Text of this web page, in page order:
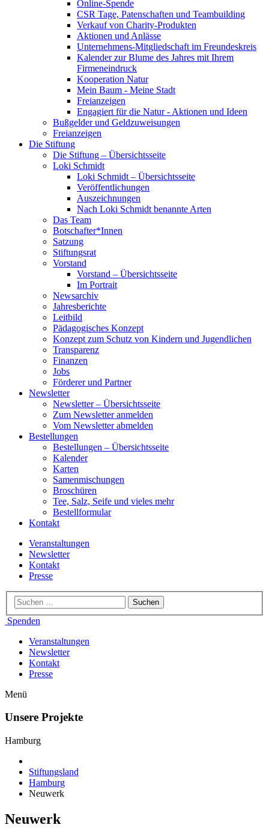
Online-Spende
CSR Tage, Patenschaften und Teambuilding
Verkauf von Charity-Produkten
Aktionen und Anlässe
Unternehmens-Mitgliedschaft im Freundeskreis
Kalender zur Blume des Jahres mit Ihrem
Firmeneindruck
Kooperation Natur
Mein Baum - Meine Stadt
Freianzeigen
Engagiert für die Natur - Aktionen und Ideen
Bußgelder und Geldzuweisungen
Freianzeigen
Die Stiftung
Die Stiftung – Übersichtsseite
Loki Schmidt
Loki Schmidt – Übersichtsseite
Veröffentlichungen
Auszeichnungen
Nach Loki Schmidt benannte Arten
Das Team
Botschafter*Innen
Satzung
Stiftungsrat
Vorstand
Vorstand – Übersichtsseite
Im Portrait
Newsarchiv
Jahresberichte
Leitbild
Pädagogisches Konzept
Konzept zum Schutz von Kindern und Jugendlichen
Transparenz
Finanzen
Jobs
Förderer und Partner
Newsletter
Newsletter – Übersichtsseite
Zum Newsletter anmelden
Vom Newsletter abmelden
Bestellungen
Bestellungen – Übersichtsseite
Kalender
Karten
Samenmischungen
Broschüren
Tee, Salz, Seife und vieles mehr
Bestellformular
Kontakt
Veranstaltungen
Newsletter
Kontakt
Presse
Spenden
Veranstaltungen
Newsletter
Kontakt
Presse
Menü
Unsere Projekte
Hamburg
Stiftungsland
Hamburg
Neuwerk
Neuwerk